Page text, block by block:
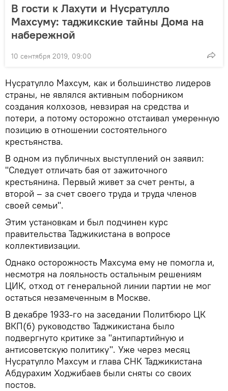
В гости к Лахути и Нусратулло
Махсуму: таджикские тайны Дома на
набережной
10 сентября 2019, 09:00
Нусратулло Махсум, как и большинство лидеров
страны, не являлся активным поборником
создания колхозов, невзирая на средства и
потери, а потому осторожно отстаивал умеренную
позицию в отношении состоятельного
крестьянства.
В одном из публичных выступлений он заявил:
"Следует отличать бая от зажиточного
крестьянина. Первый живет за счет ренты, а
второй – за счет своего труда и труда членов
своей семьи".
Этим установкам и был подчинен курс
правительства Таджикистана в вопросе
коллективизации.
Однако осторожность Махсума ему не помогла и,
несмотря на лояльность остальным решениям
ЦИК, отход от генеральной линии партии не мог
остаться незамеченным в Москве.
В декабре 1933-го на заседании Политбюро ЦК
ВКП(б) руководство Таджикистана было
подвергнуто критике за "антипартийную и
антисоветскую политику". Уже через месяц
Нусратулло Махсум и глава СНК Таджикистана
Абдурахим Ходжибаев были сняты со своих
постов.